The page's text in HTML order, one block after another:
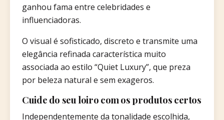
ganhou fama entre celebridades e
influenciadoras.
O visual é sofisticado, discreto e transmite uma
elegância refinada característica muito
associada ao estilo “Quiet Luxury”, que preza
por beleza natural e sem exageros.
Cuide do seu loiro com os produtos certos
Independentemente da tonalidade escolhida,